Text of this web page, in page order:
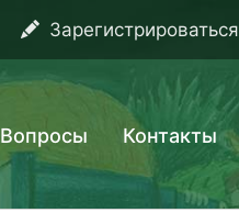
Зарегистрироваться
Вопросы Контакты